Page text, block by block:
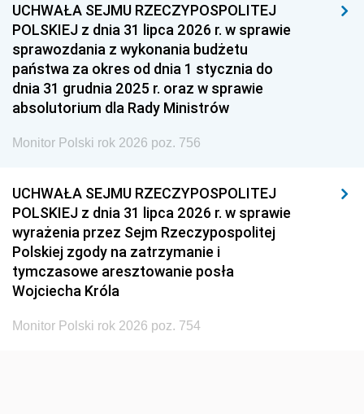
1939 1938 1937
1936 1930
UCHWAŁA SEJMU RZECZYPOSPOLITEJ
POLSKIEJ z dnia 31 lipca 2026 r. w sprawie
sprawozdania z wykonania budżetu
państwa za okres od dnia 1 stycznia do
dnia 31 grudnia 2025 r. oraz w sprawie
absolutorium dla Rady Ministrów
Monitor Polski rok 2026 poz. 756
UCHWAŁA SEJMU RZECZYPOSPOLITEJ
POLSKIEJ z dnia 31 lipca 2026 r. w sprawie
wyrażenia przez Sejm Rzeczypospolitej
Polskiej zgody na zatrzymanie i
tymczasowe aresztowanie posła
Wojciecha Króla
Monitor Polski rok 2026 poz. 754